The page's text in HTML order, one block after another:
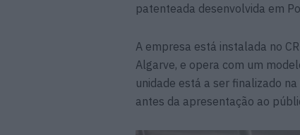
patenteada desenvolvida em
A empresa está instalada no
Algarve, e opera com um
unidade está a ser finalizado
antes da apresentação ao